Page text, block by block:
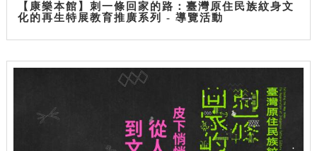
【康樂本館】刺一條回家的路：臺灣原住民族紋身文
化的再生特展教育推廣系列 - 導覽活動